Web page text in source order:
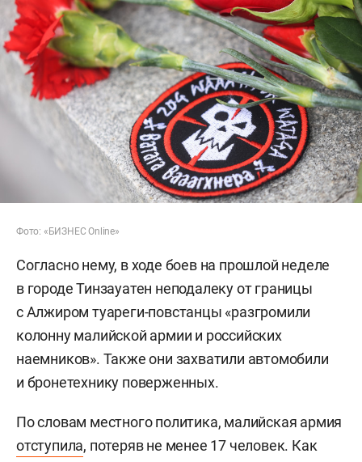
Фото: «БИЗНЕС Online»
Согласно нему, в ходе боев на прошлой неделе
в городе Тинзауатен неподалеку от границы
с Алжиром туареги-повстанцы «разгромили
колонну малийской армии и российских
наемников». Также они захватили автомобили
и бронетехнику поверженных.
По словам местного политика, малийская армия
отступила, потеряв не менее 17 человек. Как